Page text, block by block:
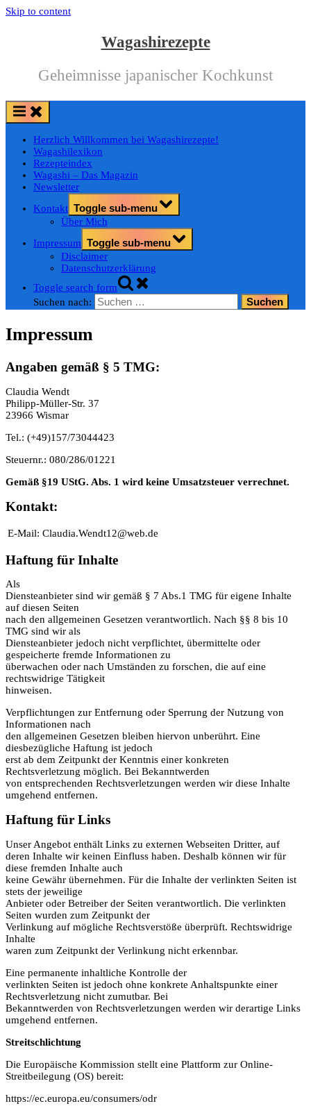
Skip to content
Wagashirezepte
Geheimnisse japanischer Kochkunst
Herzlich Willkommen bei Wagashirezepte!
Wagashilexikon
Rezepteindex
Wagashi – Das Magazin
Newsletter
Kontakt Toggle sub-menu
Über Mich
Impressum Toggle sub-menu
Disclaimer
Datenschutzerklärung
Toggle search form
Suchen nach:
Impressum
Angaben gemäß § 5 TMG:
Claudia Wendt
Philipp-Müller-Str. 37
23966 Wismar
Tel.: (+49)157/73044423
Steuernr.: 080/286/01221
Gemäß §19 UStG. Abs. 1 wird keine Umsatzsteuer verrechnet.
Kontakt:
E-Mail: Claudia.Wendt12@web.de
Haftung für Inhalte
Als
Diensteanbieter sind wir gemäß § 7 Abs.1 TMG für eigene Inhalte
auf diesen Seiten
nach den allgemeinen Gesetzen verantwortlich. Nach §§ 8 bis 10
TMG sind wir als
Diensteanbieter jedoch nicht verpflichtet, übermittelte oder
gespeicherte fremde Informationen zu
überwachen oder nach Umständen zu forschen, die auf eine
rechtswidrige Tätigkeit
hinweisen.
Verpflichtungen zur Entfernung oder Sperrung der Nutzung von
Informationen nach
den allgemeinen Gesetzen bleiben hiervon unberührt. Eine
diesbezügliche Haftung ist jedoch
erst ab dem Zeitpunkt der Kenntnis einer konkreten
Rechtsverletzung möglich. Bei Bekanntwerden
von entsprechenden Rechtsverletzungen werden wir diese Inhalte
umgehend entfernen.
Haftung für Links
Unser Angebot enthält Links zu externen Webseiten Dritter, auf
deren Inhalte wir keinen Einfluss haben. Deshalb können wir für
diese fremden Inhalte auch
keine Gewähr übernehmen. Für die Inhalte der verlinkten Seiten ist
stets der jeweilige
Anbieter oder Betreiber der Seiten verantwortlich. Die verlinkten
Seiten wurden zum Zeitpunkt der
Verlinkung auf mögliche Rechtsverstöße überprüft. Rechtswidrige
Inhalte
waren zum Zeitpunkt der Verlinkung nicht erkennbar.
Eine permanente inhaltliche Kontrolle der
verlinkten Seiten ist jedoch ohne konkrete Anhaltspunkte einer
Rechtsverletzung nicht zumutbar. Bei
Bekanntwerden von Rechtsverletzungen werden wir derartige Links
umgehend entfernen.
Streitschlichtung
Die Europäische Kommission stellt eine Plattform zur Online-
Streitbeilegung (OS) bereit:
https://ec.europa.eu/consumers/odr